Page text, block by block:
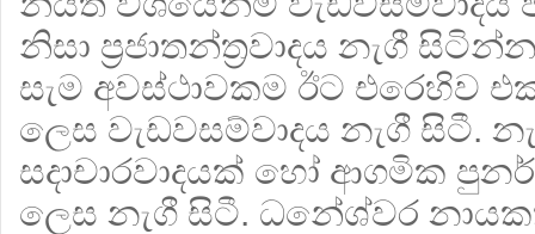
නිසා ප‍්‍රජාතන්ත‍්‍රවාදය නැගී
සැම අවස්ථාවකම ඊට එරෙහිව
ලෙස වැඩවසම්වාදය නැගී සිටී.
සදාචාරවාදයක් හෝ ආගමික
ලෙස නැගී සිටී. ධනේශ්වර